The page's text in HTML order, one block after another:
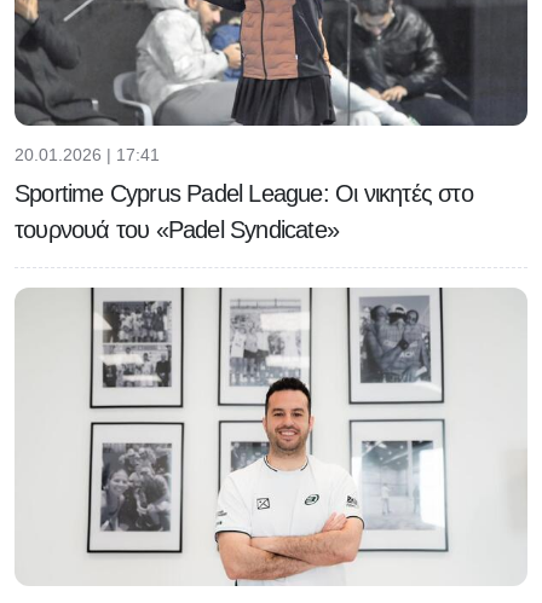
20.01.2026 | 17:41
Sportime Cyprus Padel League: Οι νικητές στο
τουρνουά του «Padel Syndicate»